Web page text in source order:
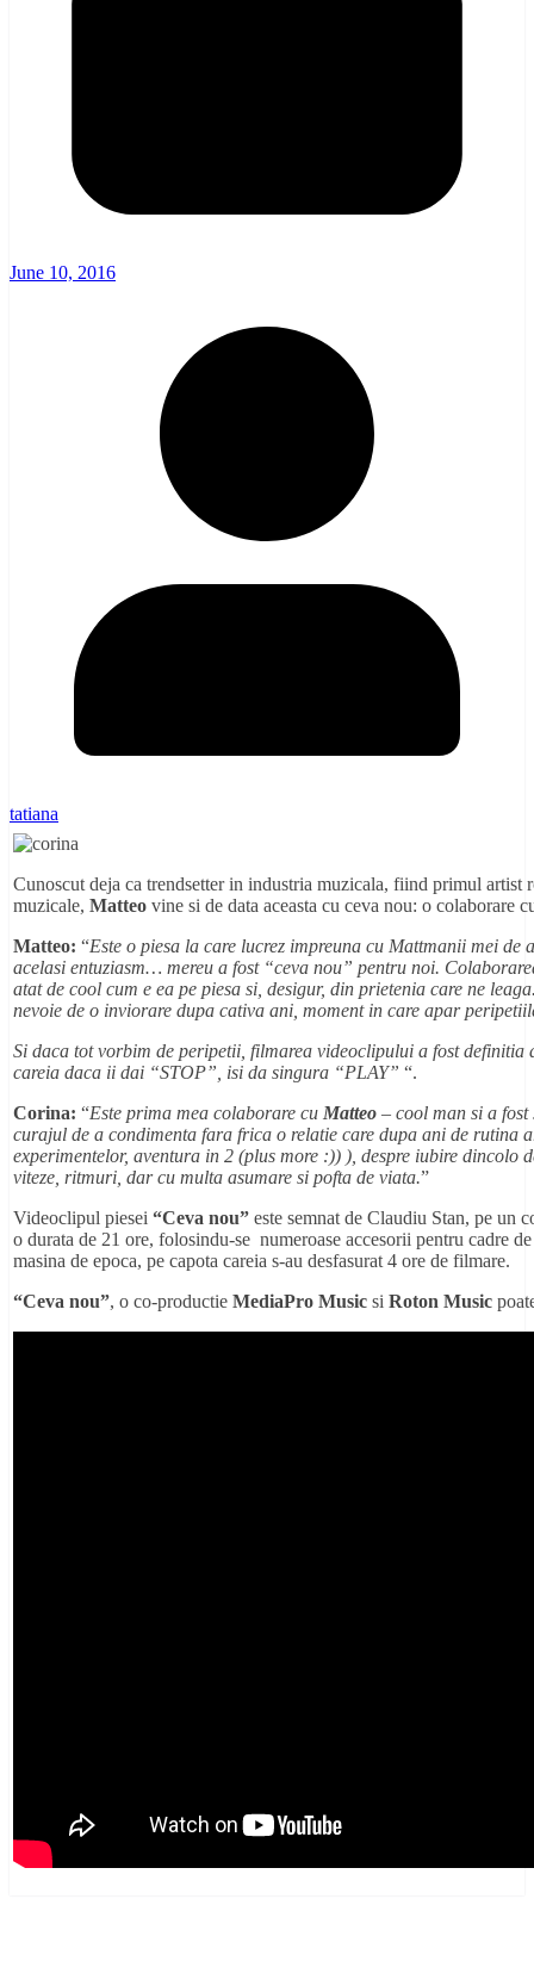
June 10, 2016
tatiana
Cunoscut deja ca trendsetter in industria muzicala, fiind primul artist
muzicale, Matteo vine si de data aceasta cu ceva nou: o colaborare
Matteo: “Este o piesa la care lucrez impreuna cu Mattmanii mei
acelasi entuziasm… mereu a fost “ceva nou” pentru noi.
atat de cool cum e ea pe piesa si, desigur, din prietenia care ne
nevoie de o inviorare dupa cativa ani, moment in care apar
Si daca tot vorbim de peripetii, filmarea videoclipului a fost definitia
careia daca ii dai “STOP”, isi da singura “PLAY” “.
Corina: “Este prima mea colaborare cu Matteo – cool man si a fost
curajul de a condimenta fara frica o relatie care dupa ani de rutina
experimentelor, aventura in 2 (plus more :)) ), despre iubire
viteze, ritmuri, dar cu multa asumare si pofta de viata.”
Videoclipul piesei “Ceva nou” este semnat de Claudiu Stan, pe
o durata de 21 ore, folosindu-se numeroase accesorii pentru cadre
masina de epoca, pe capota careia s-au desfasurat 4 ore de filmare.
“Ceva nou”, o co-productie MediaPro Music si Roton Music